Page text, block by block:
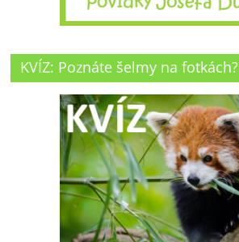
KVÍZ: Poznáte šelmy na fotkách?